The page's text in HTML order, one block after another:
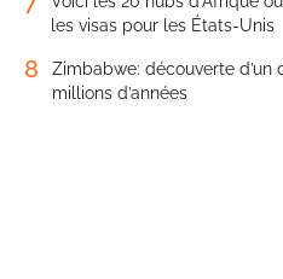
les visas pour les États-Unis
8
Zimbabwe: découverte d’un
millions d’années